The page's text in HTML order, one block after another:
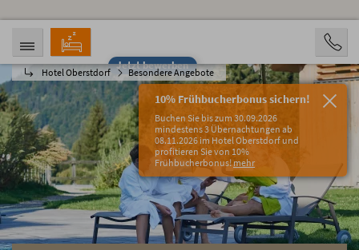
Jetzt bewerben
Hotel Oberstdorf Besondere Angebote
10% Frühbucherbonus sichern!
Buchen Sie bis zum 30.09.2026
mindestens 3 Übernachtungen ab
08.11.2026 im Hotel Oberstdorf und
profitieren Sie von 10%
Frühbucherbonus!mehr
ANREISE
06.08.2026
ABREISE
11.08.2026
PERSONEN
2 Personen
BUCHEN